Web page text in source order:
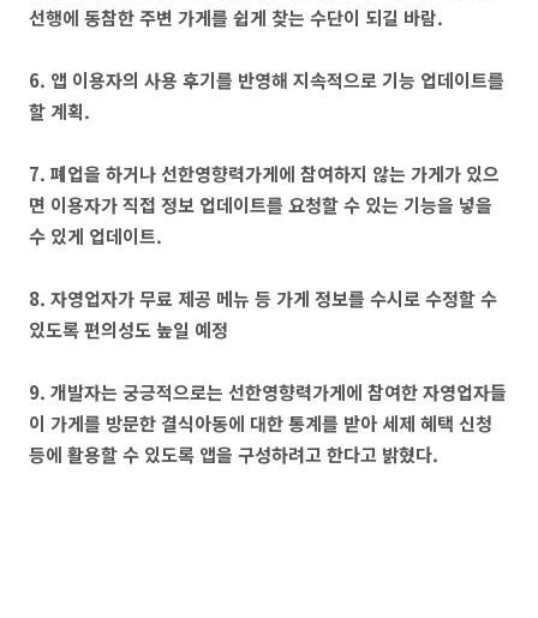
선행에 동참한 주변 가게를 쉽게 찾는 수단이 되길 바람.
6. 앱 이용자의 사용 후기를 반영해 지속적으로 기능 업데이트를
할 계획.
7. 폐업을 하거나 선한영향력가게에 참여하지 않는 가게가 있으
면 이용자가 직접 정보 업데이트를 요청할 수 있는 기능을 넣을
수 있게 업데이트.
8. 자영업자가 무료 제공 메뉴 등 가게 정보를 수시로 수정할 수
있도록 편의성도 높일 예정
9. 개발자는 궁긍적으로는 선한영향력가게에 참여한 자영업자들
이 가게를 방문한 결식아동에 대한 통계를 받아 세제 혜택 신청
등에 활용할 수 있도록 앱을 구성하려고 한다고 밝혔다.